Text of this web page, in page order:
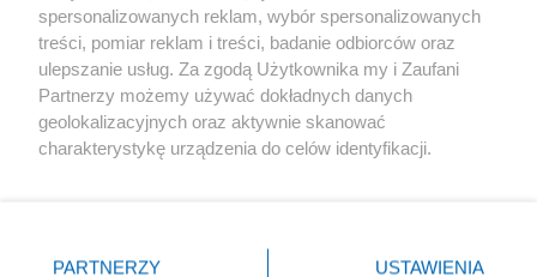
X Facebook Instagram Youtube
spersonalizowanych reklam, wybór spersonalizowanych
treści, pomiar reklam i treści, badanie odbiorców oraz
ulepszanie usług. Za zgodą Użytkownika my i Zaufani
Partnerzy możemy używać dokładnych danych
geolokalizacyjnych oraz aktywnie skanować
charakterystykę urządzenia do celów identyfikacji.
zmienić/wycofać klikając przycisk ustawień prywatności
PARTNERZY USTAWIENIA